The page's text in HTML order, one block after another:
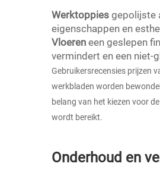
Werktoppies gepolijste
eigenschappen en
Vloeren een geslepen
vermindert en een niet-
Gebruikersrecensies prijzen
werkbladen worden
belang van het kiezen voor
wordt bereikt.
Onderhoud en